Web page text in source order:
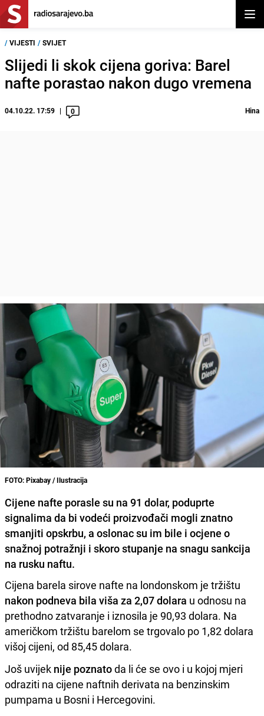
/ VIJESTI / SVIJET
Slijedi li skok cijena goriva: Barel
nafte porastao nakon dugo vremena
04.10.22. 17:59 0 Hina
FOTO: Pixabay / Ilustracija
Cijene nafte porasle su na 91 dolar, poduprte
signalima da bi vodeći proizvođači mogli znatno
smanjiti opskrbu, a oslonac su im bile i ocjene o
snažnoj potražnji i skoro stupanje na snagu sankcija
na rusku naftu.
Cijena barela sirove nafte na londonskom je tržištu
nakon podneva bila viša za 2,07 dolara u odnosu na
prethodno zatvaranje i iznosila je 90,93 dolara. Na
američkom tržištu barelom se trgovalo po 1,82 dolara
višoj cijeni, od 85,45 dolara.
Još uvijek nije poznatoda li će se ovo i u kojoj mjeri
odraziti na cijene naftnih derivata na benzinskim
pumpama u Bosni i Hercegovini.